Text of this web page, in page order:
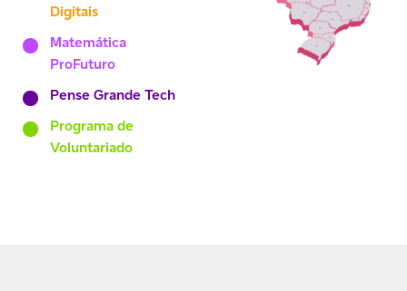
Digitais
Matemática
ProFuturo
Pense Grande Tech
Programa de
Voluntariado